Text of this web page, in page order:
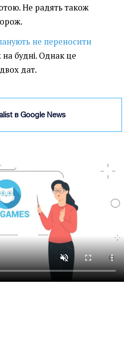
Не радять також
не переносити
на будні. Однак це
дат.
в Google News